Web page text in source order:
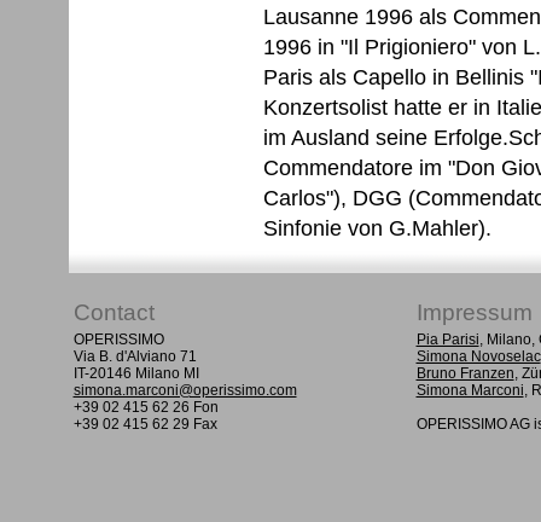
Lausanne 1996 als
1996 in "Il Prigioniero" von
Paris als Capello in Bellinis
Konzertsolist hatte er in
im Ausland seine
Commendatore im "Don
Carlos"), DGG
Sinfonie von G.Mahler).
Contact Impressum
OPERISSIMO
Via B. d'Alviano 71
IT-20146 Milano MI
simona.marconi@operissimo.com
+39 02 415 62 26 Fon
+39 02 415 62 29 Fax
Pia Parisi, Milano,
Simona Novoselac
Bruno Franzen,
Simona Marconi,
OPERISSIMO AG